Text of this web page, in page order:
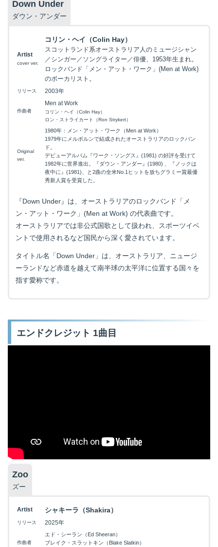
Down Under
ダウン・アンダー
Artist
cover ver.
コリン・ヘイ（Colin Hay）
スコットランド系オーストラリア人のミュージシャン
／シンガー／ソングライター／俳優、1953年生まれ。
ロックバンド「メン・アット・ワーク」(Men at Work)
のボーカリスト。
リリース 2003年
作曲者
Men at Work
コリン・ヘイ（Colin Hay）
ロン・ストライカート（Ron Strykert）
Original
ver.
1980年：メン・アット・ワーク（Men at Work）
1979年にメルボルンで結成されたオーストラリアのロックバン
ド。
デビューアルバム『ワーク・ソングス』(1981) の好評を受けて
1982年に世界進出。『ダウン・アンダー』(1980) 、『ノックは
夜中に』(1981)、と2曲の全米No.1ヒットを放ちグラミー賞最優
秀新人賞を受賞した。
『Down Under』は、オーストラリアのロックバンド「メ
ン・アット・ワーク」(Men at Work) の代表曲です。
オーストラリアでは非公式国歌として扱われ、スポーツイベ
ントで使用されるなど国民から深く愛されています。
タイトル名「Down Under」は、オーストラリア、ニュージ
ーランドなど赤道を越えて南半球の太平洋に位置する国々を
指す愛称です。
エンドクレジット 1曲目
Zoo
ズー
Artist シャキーラ（Shakira）
リリース 2025年
作曲者
エド・シーラン（Ed Sheeran）
ブレイク・スラットキン（Blake Slatkin）
下記を選択して絞り込み検索もできます